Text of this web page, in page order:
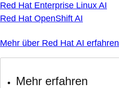
Red Hat Enterprise Linux AI
Red Hat OpenShift AI
Mehr über Red Hat AI erfahren
Mehr erfahren